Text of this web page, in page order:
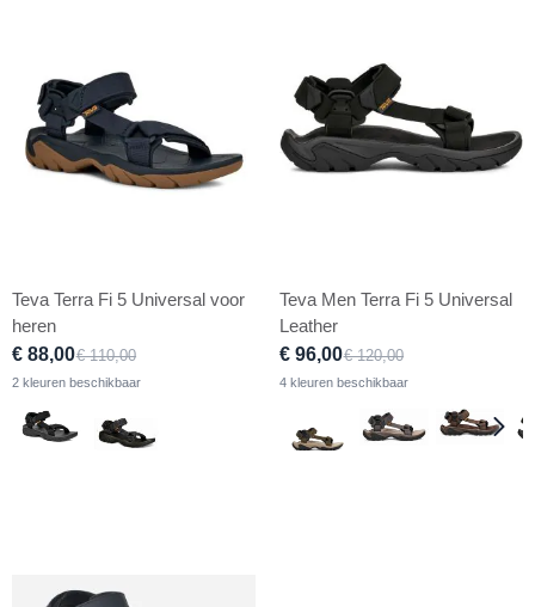
Teva Terra Fi 5 Universal voor
heren
€ 88,00€ 110,00
2 kleuren beschikbaar
Teva Men Terra Fi 5 Universal
Leather
€ 96,00€ 120,00
4 kleuren beschikbaar